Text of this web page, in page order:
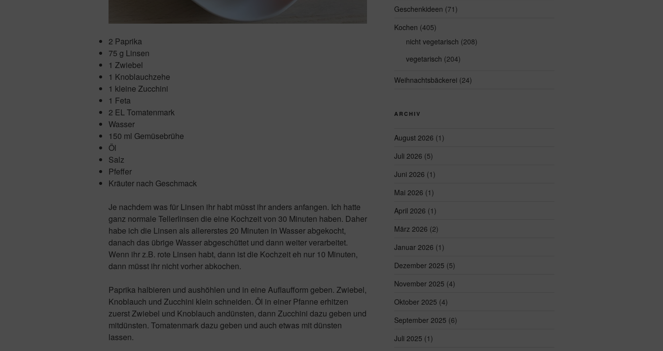
2 Paprika
75 g Linsen
1 Zwiebel
1 Knoblauchzehe
1 kleine Zucchini
1 Feta
2 EL Tomatenmark
Wasser
150 ml Gemüsebrühe
Öl
Salz
Pfeffer
Kräuter nach Geschmack
Je nachdem was für Linsen ihr habt müsst ihr anders anfangen. Ich hatte
ganz normale Tellerlinsen die eine Kochzeit von 30 Minuten haben. Daher
habe ich die Linsen als allererstes 20 Minuten in Wasser abgekocht,
danach das übrige Wasser abgeschüttet und dann weiter verarbeitet.
Wenn ihr z.B. rote Linsen habt, dann ist die Kochzeit eh nur 10 Minuten,
dann müsst ihr nicht vorher abkochen.
Paprika halbieren und aushöhlen und in eine Auflaufform geben. Zwiebel,
Knoblauch und Zucchini klein schneiden. Öl in einer Pfanne erhitzen
zuerst Zwiebel und Knoblauch andünsten, dann Zucchini dazu geben und
mitdünsten. Tomatenmark dazu geben und auch etwas mit dünsten
lassen.
Geschenkideen (71)
Kochen (405)
nicht vegetarisch (208)
vegetarisch (204)
Weihnachtsbäckerei (24)
ARCHIV
August 2026 (1)
Juli 2026 (5)
Juni 2026 (1)
Mai 2026 (1)
April 2026 (1)
März 2026 (2)
Januar 2026 (1)
Dezember 2025 (5)
November 2025 (4)
Oktober 2025 (4)
September 2025 (6)
Juli 2025 (1)